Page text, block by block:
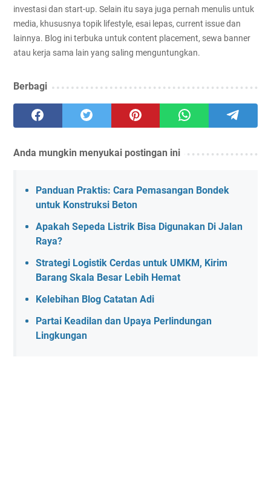
investasi dan start-up. Selain itu saya juga pernah menulis untuk
media, khususnya topik lifestyle, esai lepas, current issue dan
lainnya. Blog ini terbuka untuk content placement, sewa banner
atau kerja sama lain yang saling menguntungkan.
Berbagi
Anda mungkin menyukai postingan ini
Panduan Praktis: Cara Pemasangan Bondek
untuk Konstruksi Beton
Apakah Sepeda Listrik Bisa Digunakan Di Jalan
Raya?
Strategi Logistik Cerdas untuk UMKM, Kirim
Barang Skala Besar Lebih Hemat
Kelebihan Blog Catatan Adi
Partai Keadilan dan Upaya Perlindungan
Lingkungan